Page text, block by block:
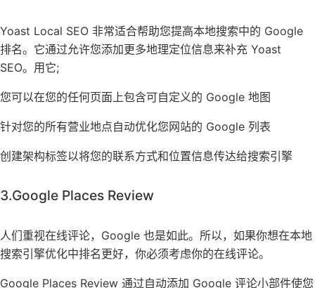
Yoast Local SEO 非常适合帮助您提高本地搜索中的 Google
排名。它通过允许您添加更多地理定位信息来补充 Yoast
SEO。用它;
您可以在您的任何页面上包含可自定义的 Google 地图
针对您的所有营业地点自动优化您网站的 Google 列表
创建架构标签以将您的联系方式和位置信息传达给搜索引擎
3.Google Places Review
人们重视在线评论，Google 也是如此。所以，如果你想在本地
搜索引擎优化中排名更好，你必须考虑你的在线评论。
Google Places Review 通过自动添加 Google 评论小部件使您